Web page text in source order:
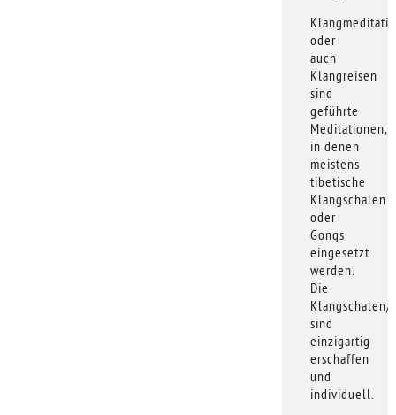
oder
auch
Klangreisen
sind
geführte
Meditationen,
in denen
meistens
tibetische
Klangschalen
oder
Gongs
eingesetzt
werden.
Die
Klangschalen/
sind
einzigartig
erschaffen
und
individuell.